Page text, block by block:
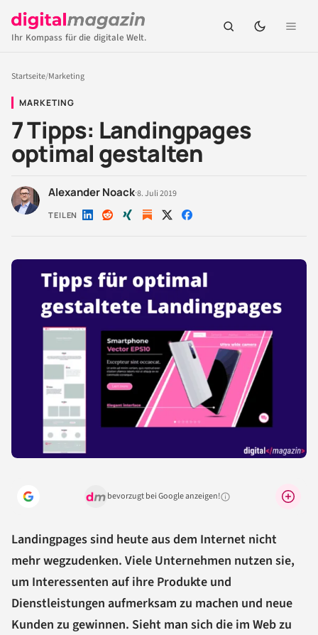
Ihr Kompass für die digitale Welt.
Startseite/Marketing
MARKETING
7 Tipps: Landingpages
optimal gestalten
Alexander Noack·8. Juli 2019
TEILEN Auf Auf Auf Auf Auf
bevorzugt bei Google anzeigen!Warum lohnt sich das?
Landingpages sind heute aus dem Internet nicht
mehr wegzudenken. Viele Unternehmen nutzen sie,
um Interessenten auf ihre Produkte und
Dienstleistungen aufmerksam zu machen und neue
Kunden zu gewinnen. Sieht man sich die im Web zu